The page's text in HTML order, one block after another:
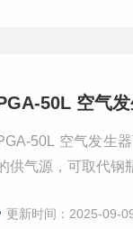
50L 空气
50L 空气发生
供气源，可取代钢
更新时间：2025-09-